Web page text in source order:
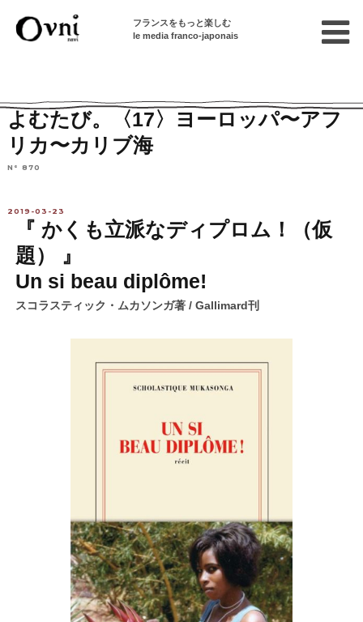
フランスをもっと楽しむ
le media franco-japonais
よむたび。〈17〉ヨーロッパ〜アフ
リカ〜カリブ海
N° 870
2019-03-23
『 かくも立派なディプロム！（仮
題） 』
Un si beau diplôme!
スコラスティック・ムカソンガ著 / Gallimard刊